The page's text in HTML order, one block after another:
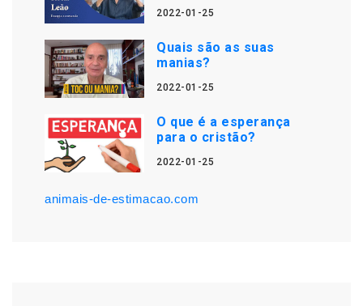
2022-01-25
Quais são as suas
manias?
2022-01-25
O que é a esperança
para o cristão?
2022-01-25
animais-de-estimacao.com